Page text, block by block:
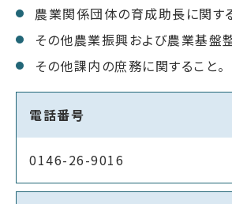
農業関係団体の育成助長に関す
その他農業振興および農業基盤
その他課内の庶務に関すること。
電話番号
0146-26-9016